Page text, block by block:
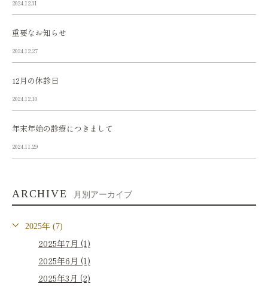
2024.12.31
重要なお知らせ
2024.12.27
12月の休診日
2024.12.10
年末年始の診療につきまして
2024.11.29
ARCHIVE 月別アーカイブ
2025年 (7)
2025年7月 (1)
2025年6月 (1)
2025年3月 (2)